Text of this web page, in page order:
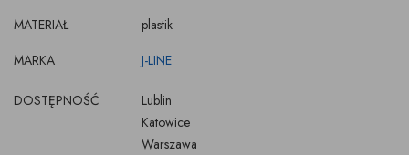
MATERIAŁ
plastik
MARKA
J-LINE
DOSTĘPNOŚĆ
Lublin
Katowice
Warszawa